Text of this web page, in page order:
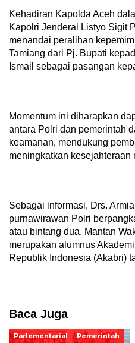
Kehadiran Kapolda Aceh
Kapolri Jenderal Listyo Sigit
menandai peralihan
Tamiang dari Pj. Bupati
Ismail sebagai pasangan
Momentum ini diharapkan
antara Polri dan pemerintah
keamanan, mendukung
meningkatkan kesejahteraan
Sebagai informasi, Drs.
purnawirawan Polri
atau bintang dua. Mantan
merupakan alumnus
Republik Indonesia (Akabri)
Baca Juga
Parlementarial Pemerintah